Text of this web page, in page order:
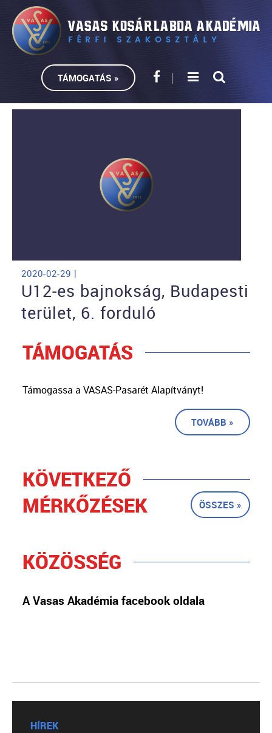
TÁMOGATÁS »
2020-02-29 |
U12-es bajnokság, Budapesti
terület, 6. forduló
TÁMOGATÁS
Támogassa a VASAS-Pasarét Alapítványt!
TOVÁBB »
KÖVETKEZŐ
MÉRKŐZÉSEK
ÖSSZES »
KÖZÖSSÉG
A Vasas Akadémia facebook oldala
HÍREK